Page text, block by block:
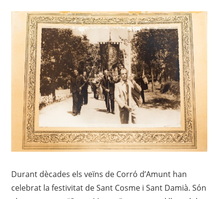
Durant dècades els veïns de Corró d’Amunt han
celebrat la festivitat de Sant Cosme i Sant Damià. Són